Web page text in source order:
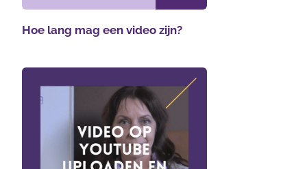
Hoe lang mag een video zijn?